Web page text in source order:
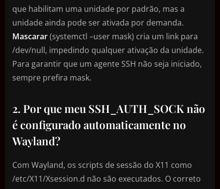
que habilitam uma unidade por padrão, mas a
unidade ainda pode ser ativada por demanda.
Mascarar(systemctl –user mask) cria um link para
/dev/null, impedindo qualquer ativação da unidade.
Para garantir que um agente SSH não seja iniciado,
sempre prefira mask.
2. Por que meu SSH_AUTH_SOCK não
é configurado automaticamente no
Wayland?
Com Wayland, os scripts de sessão do X11 como
/etc/X11/Xsession.d não são executados. O correto